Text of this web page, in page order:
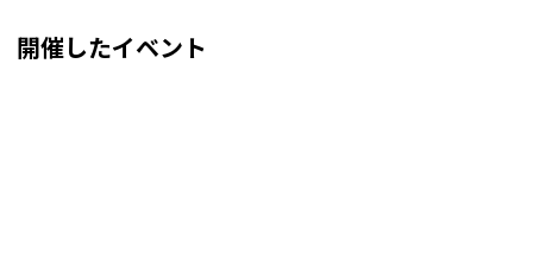
開催したイベント